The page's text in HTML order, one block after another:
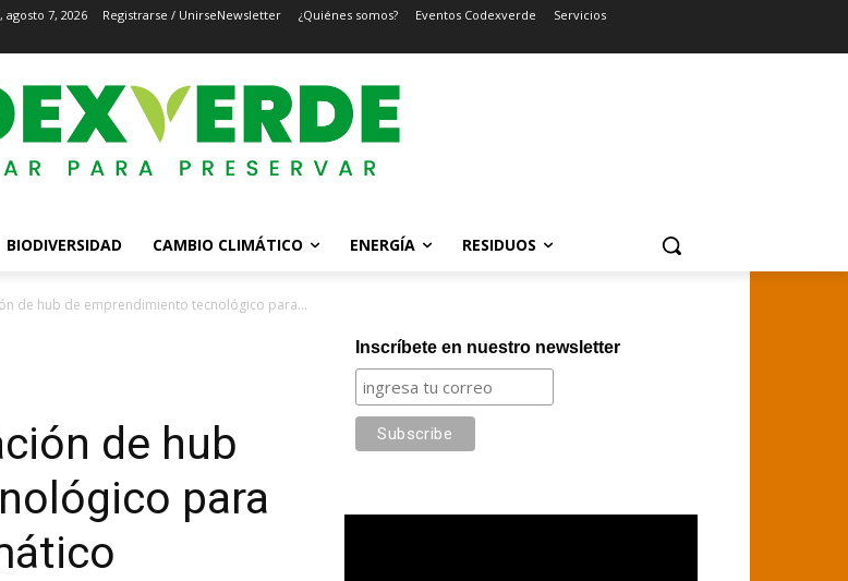
agosto 7, 2026 Registrarse / UnirseNewsletter ¿Quiénes somos? Eventos Codexverde Servicios
BIODIVERSIDAD CAMBIO CLIMÁTICO ENERGÍA RESIDUOS
de hub de emprendimiento tecnológico para...
de hub
para
Inscríbete en nuestro newsletter